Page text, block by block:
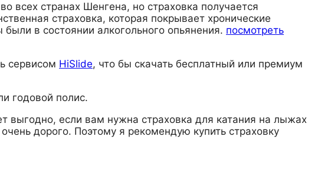
всех странах Шенгена, но страховка получается
страховка, которая покрывает хронические
в состоянии алкогольного опьянения. посмотреть
сервисом HiSlide, что бы скачать бесплатный или премиум
годовой полис.
выгодно, если вам нужна страховка для катания на лыжах
дорого. Поэтому я рекомендую купить страховку